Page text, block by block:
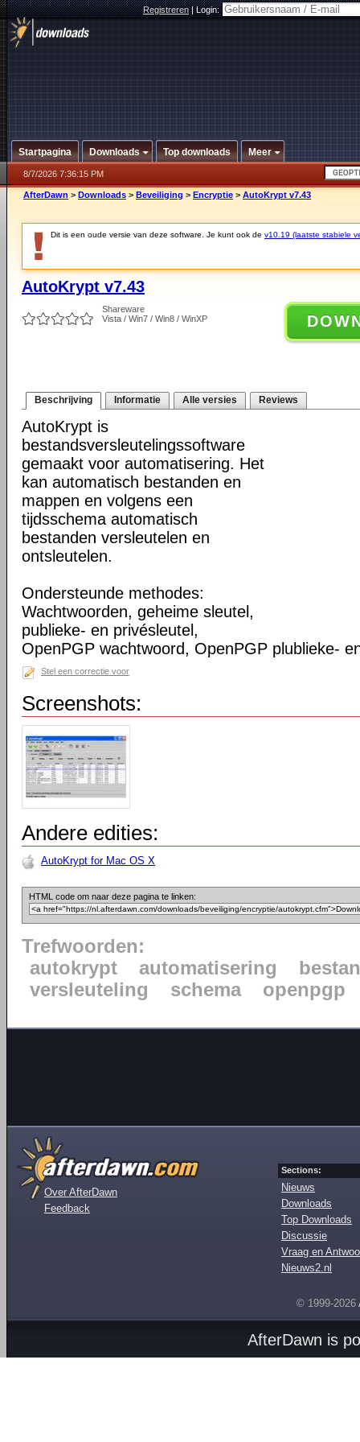
Registreren|Login:
Startpagina Downloads Top downloads Meer
8/7/2026 7:36:15 PM
AfterDawn > Downloads > Beveiliging > Encryptie > AutoKrypt v7.43
Dit is een oude versie van deze software. Je kunt ook de v10.19 (laatste stabiele
AutoKrypt v7.43
Shareware
Vista / Win7 / Win8 / WinXP
Beschrijving Informatie Alle versies Reviews
AutoKrypt is
bestandsversleutelingssoftware
gemaakt voor automatisering. Het
kan automatisch bestanden en
mappen en volgens een
tijdsschema automatisch
bestanden versleutelen en
ontsleutelen.
Ondersteunde methodes:
Wachtwoorden, geheime sleutel,
publieke- en privésleutel,
OpenPGP wachtwoord, OpenPGP plublieke-
Stel een correctie voor
Screenshots:
Andere edities:
AutoKrypt for Mac OS X
HTML code om naar deze pagina te linken:
Trefwoorden:
autokrypt
automatisering
versleuteling
schema openpgp
Over AfterDawn
Feedback
Sections:
Nieuws
Downloads
Top Downloads
Discussie
Vraag en
Nieuws2.nl
© 1999-2026
AfterDawn is